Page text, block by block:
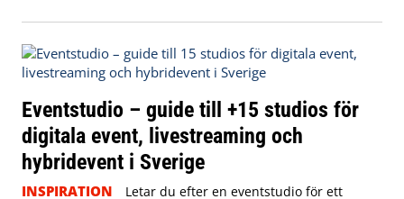
Eventstudio – guide till +15 studios för
digitala event, livestreaming och
hybridevent i Sverige
INSPIRATION Letar du efter en eventstudio för ett